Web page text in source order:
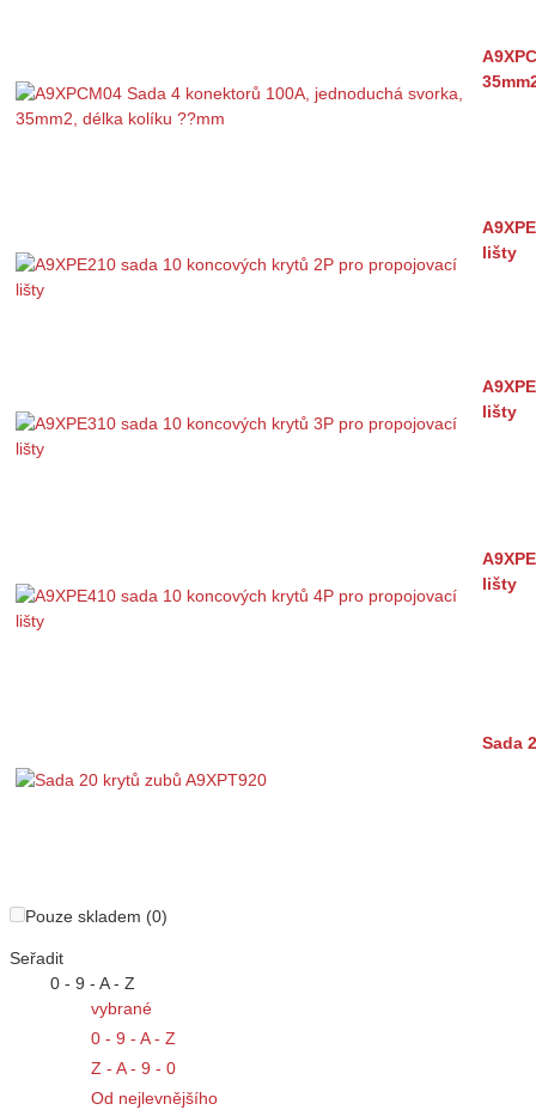
lišty
lišty
lišty
Sada
Pouze skladem (0)
Seřadit
0 - 9 - A - Z
vybrané
0 - 9 - A - Z
Z - A - 9 - 0
Od nejlevnějšího